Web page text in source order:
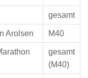
gesamt
Arolsen M40
gesamt
(M40)